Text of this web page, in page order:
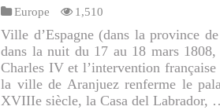
Europe 1,510
Ville d’Espagne (dans la province
dans la nuit du 17 au 18 mars 1808,
Charles IV et l’intervention
la ville de Aranjuez renferme le
XVIIIe siècle, la Casa del Labrador,